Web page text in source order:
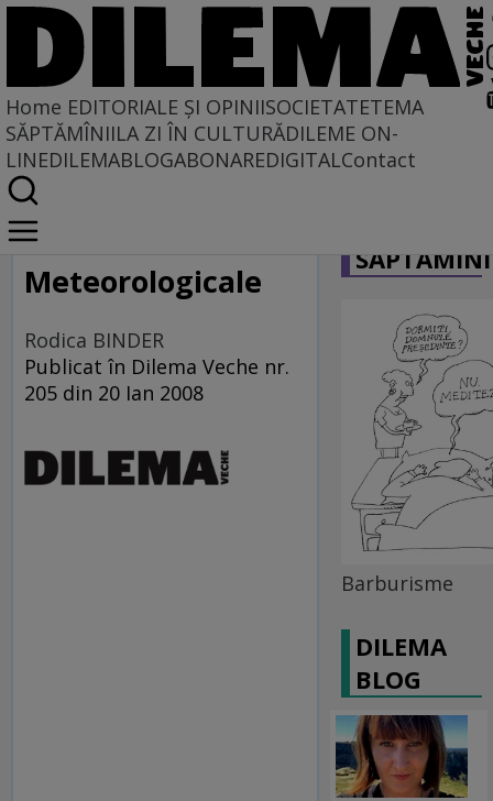
Home EDITORIALE ȘI OPINIISOCIETATETEMA
SĂPTĂMÎNIILA ZI ÎN CULTURĂDILEME ON-
LINEDILEMABLOGABONAREDIGITALContact
Home
Caleidoscopie
Meteorologicale
Rodica BINDER
Publicat în Dilema Veche nr.
205 din 20 Ian 2008
Barburisme
DILEMA
BLOG